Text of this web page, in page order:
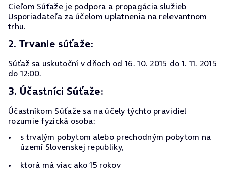
Cieľom Súťaže je podpora a propagácia služieb
Usporiadateľa za účelom uplatnenia na relevantnom
trhu.
2. Trvanie súťaže:
Súťaž sa uskutoční v dňoch od 16. 10. 2015 do 1. 11. 2015
do 12:00.
3. Účastníci Súťaže:
Účastníkom Súťaže sa na účely týchto pravidiel
rozumie fyzická osoba:
s trvalým pobytom alebo prechodným pobytom na
území Slovenskej republiky,
ktorá má viac ako 15 rokov